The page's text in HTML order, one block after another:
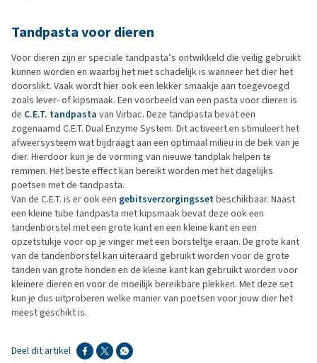
Tandpasta voor dieren
Voor dieren zijn er speciale tandpasta’s ontwikkeld die veilig gebruikt
kunnen worden en waarbij het niet schadelijk is wanneer het dier het
doorslikt. Vaak wordt hier ook een lekker smaakje aan toegevoegd
zoals lever- of kipsmaak. Een voorbeeld van een pasta voor dieren is
de C.E.T. tandpasta van Virbac. Deze tandpasta bevat een
zogenaamd C.E.T. Dual Enzyme System. Dit activeert en stimuleert het
afweersysteem wat bijdraagt aan een optimaal milieu in de bek van je
dier. Hierdoor kun je de vorming van nieuwe tandplak helpen te
remmen. Het beste effect kan bereikt worden met het dagelijks
poetsen met de tandpasta.
Van de C.E.T. is er ook een gebitsverzorgingssetbeschikbaar. Naast
een kleine tube tandpasta met kipsmaak bevat deze ook een
tandenborstel met een grote kant en een kleine kant en een
opzetstukje voor op je vinger met een borsteltje eraan. De grote kant
van de tandenborstel kan uiteraard gebruikt worden voor de grote
tanden van grote honden en de kleine kant kan gebruikt worden voor
kleinere dieren en voor de moeilijk bereikbare plekken. Met deze set
kun je dus uitproberen welke manier van poetsen voor jouw dier het
meest geschikt is.
Deel dit artikel